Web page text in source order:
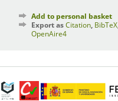
Add to personal basket
Export asCitation BibTeX
OpenAire4